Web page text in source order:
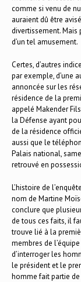
comme si venu de
auraient dû être
divertissement. Mais
d’un tel amusement.
Certes, d’autres
par exemple, d’une
annoncée sur les
résidence de la
appelé Makender
la Défense ayant
de la résidence
aussi que le
Palais national,
retrouvé en
L’histoire de
nom de Martine
conclure que
de tous ces faits, il
trouve lié à la
membres de
d’interroger les
le président et le
homme fait partie